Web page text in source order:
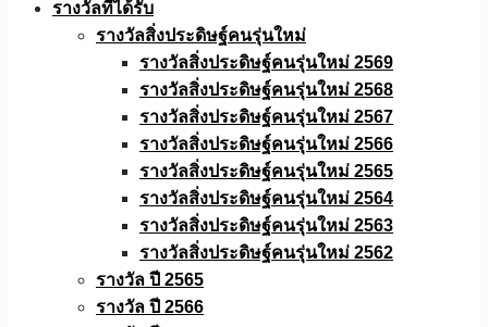
รางวัลที่ได้รับ
รางวัลสิ่งประดิษฐ์คนรุ่นใหม่
รางวัลสิ่งประดิษฐ์คนรุ่นใหม่ 2569
รางวัลสิ่งประดิษฐ์คนรุ่นใหม่ 2568
รางวัลสิ่งประดิษฐ์คนรุ่นใหม่ 2567
รางวัลสิ่งประดิษฐ์คนรุ่นใหม่ 2566
รางวัลสิ่งประดิษฐ์คนรุ่นใหม่ 2565
รางวัลสิ่งประดิษฐ์คนรุ่นใหม่ 2564
รางวัลสิ่งประดิษฐ์คนรุ่นใหม่ 2563
รางวัลสิ่งประดิษฐ์คนรุ่นใหม่ 2562
รางวัล ปี 2565
รางวัล ปี 2566